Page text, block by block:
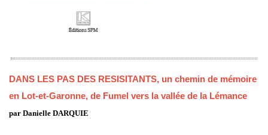
DANS LES PAS DES RESISITANTS, un chemin de mémoire
en Lot-et-Garonne, de Fumel vers la vallée de la Lémance
parDanielle DARQUIE